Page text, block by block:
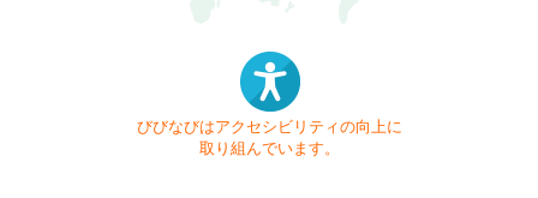
びびなびはアクセシビリティの向上に
取り組んでいます。